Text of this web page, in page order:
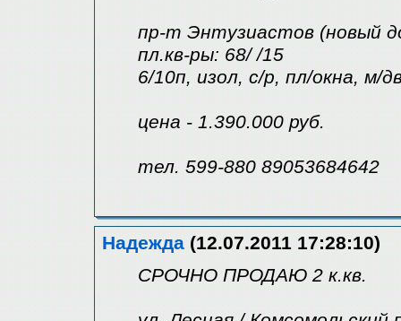
пр-т Энтузиастов (новый
пл.кв-ры: 68/ /15
6/10п, изол, с/р, пл/окна, м/
цена - 1.390.000 руб.
тел. 599-880 89053684642
Надежда (12.07.2011 17:28:10)
СРОЧНО ПРОДАЮ 2 к.кв.